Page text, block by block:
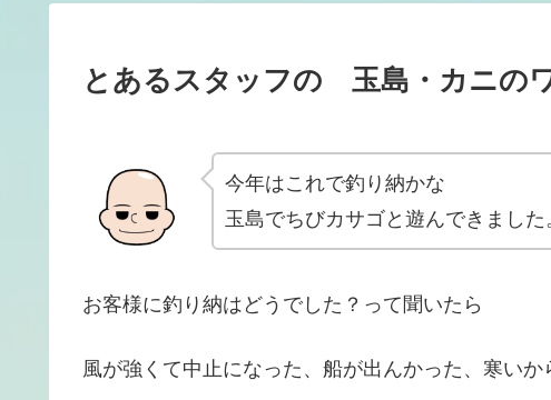
とあるスタッフの 玉島・カニの
今年はこれで釣り納かな
玉島でちびカサゴと遊んできました
お客様に釣り納はどうでした？って聞いたら
風が強くて中止になった、船が出んかった、寒い